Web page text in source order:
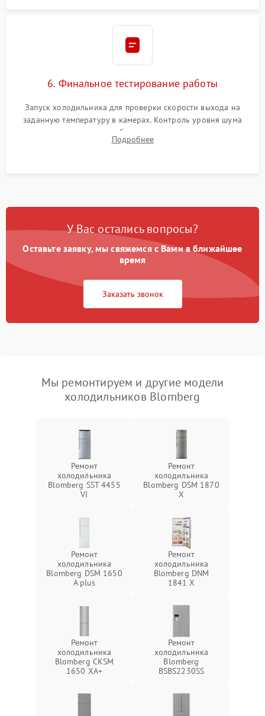
6. Финальное тестирование работы
Запуск холодильника для проверки скорости выхода на
заданную температуру в камерах. Контроль уровня шума
компрессора, отсутствия обмерзания стенок и корректного
срабатывания системы автоматической оттайки.
Подробнее
У Вас остались вопросы?
Оставьте заявку, мы свяжемся с Вами в ближайшее
время
Заказать звонок
Мы ремонтируем и другие модели
холодильников Blomberg
Ремонт
холодильника
Blomberg SST 4455
VI
Ремонт
холодильника
Blomberg DSM 1870
X
Ремонт
холодильника
Blomberg DSM 1650
A plus
Ремонт
холодильника
Blomberg DNM
1841 X
Ремонт
холодильника
Blomberg CKSM
1650 XA+
Ремонт
холодильника
Blomberg
BSBS2230SS